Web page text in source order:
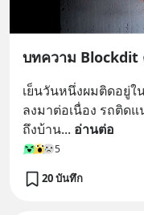
บทความ Blockdit
เย็นวันหนึ่งผมติดอยู่ใ
ลงมาต่อเนื่อง รถติด
ถึงบ้าน... อ่านต่อ
5
20 บันทึก